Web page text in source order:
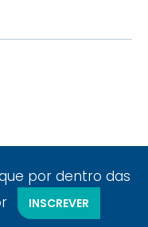
por dentro das
INSCREVER